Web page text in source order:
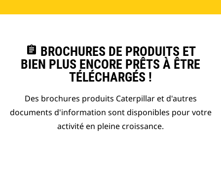
assignment BROCHURES DE PRODUITS ET
BIEN PLUS ENCORE PRÊTS À ÊTRE
TÉLÉCHARGÉS !
Des brochures produits Caterpillar et d'autres
documents d'information sont disponibles pour votre
activité en pleine croissance.